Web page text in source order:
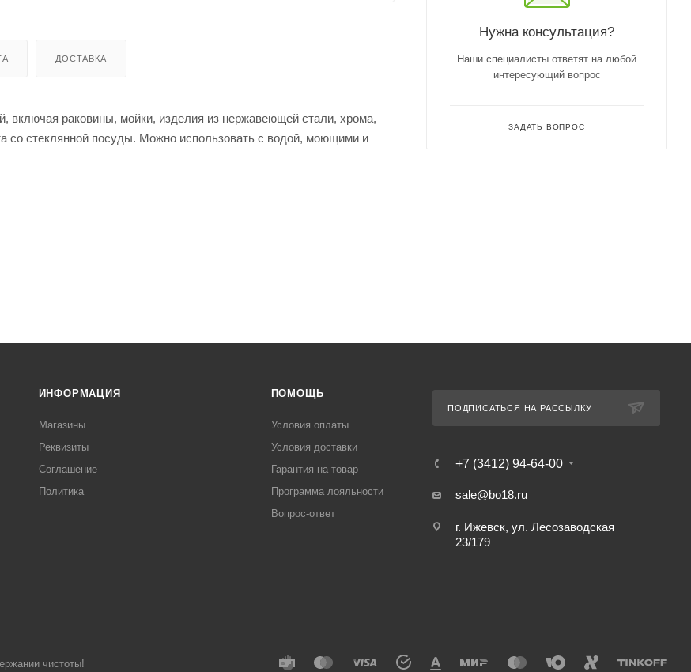
ДОСТАВКА
включая раковины, мойки, изделия из нержавеющей стали, хрома,
со стеклянной посуды. Можно использовать с водой, моющими и
Нужна консультация?
Наши специалисты ответят на любой
интересующий вопрос
ЗАДАТЬ ВОПРОС
ИНФОРМАЦИЯ
Магазины
Реквизиты
Соглашение
Политика
ПОМОЩЬ
Условия оплаты
Условия доставки
Гарантия на товар
Программа лояльности
Вопрос-ответ
ПОДПИСАТЬСЯ НА РАССЫЛКУ
+7 (3412) 94-64-00
sale@bo18.ru
г. Ижевск, ул. Лесозаводская
23/179
чистоты!